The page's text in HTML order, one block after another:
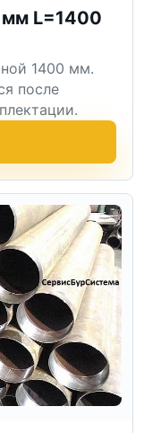
мм L=1400
1400 мм.
после